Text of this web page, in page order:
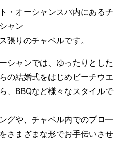
・オーシャンスパ内にあるチ
ャン
張りのチャペルです。
シャンでは、ゆったりとした
の結婚式をはじめビーチウエ
、BBQなど様々なスタイルで
グや、チャペル内でのプロ―
さまざまな形でお手伝いさせ